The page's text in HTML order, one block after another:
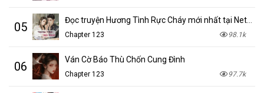
05
Chapter 123 98.1k
06 Ván Cờ Báo Thù Chốn Cung Đình
Chapter 123 97.7k